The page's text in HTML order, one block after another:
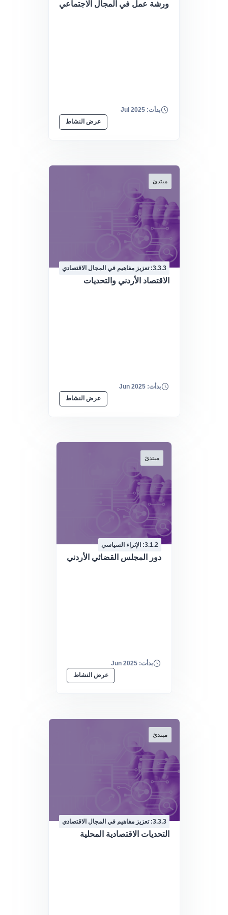
ورشة عمل في المجال الاجتماعي
بدأت: Jul 2025
عرض النشاط
مبتدئ
3.3.3: تعزيز مفاهيم في المجال الاقتصادي
الاقتصاد الأردني والتحديات
بدأت: Jun 2025
عرض النشاط
مبتدئ
3.1.2: الإثراء السياسي
دور المجلس القضائي الأردني
بدأت: Jun 2025
عرض النشاط
مبتدئ
3.3.3: تعزيز مفاهيم في المجال الاقتصادي
التحديات الاقتصادية المحلية